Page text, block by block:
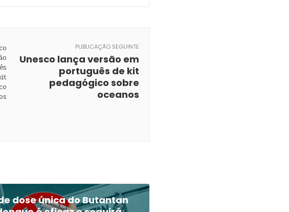
PUBLICAÇÃO SEGUINTE
Unesco lança versão em
português de kit
pedagógico sobre
oceanos
dose única do Butantan